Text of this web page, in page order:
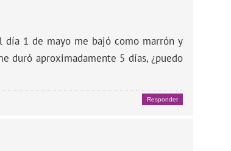
día 1 de mayo me bajó como marrón y
duró aproximadamente 5 días, ¿puedo
Responder